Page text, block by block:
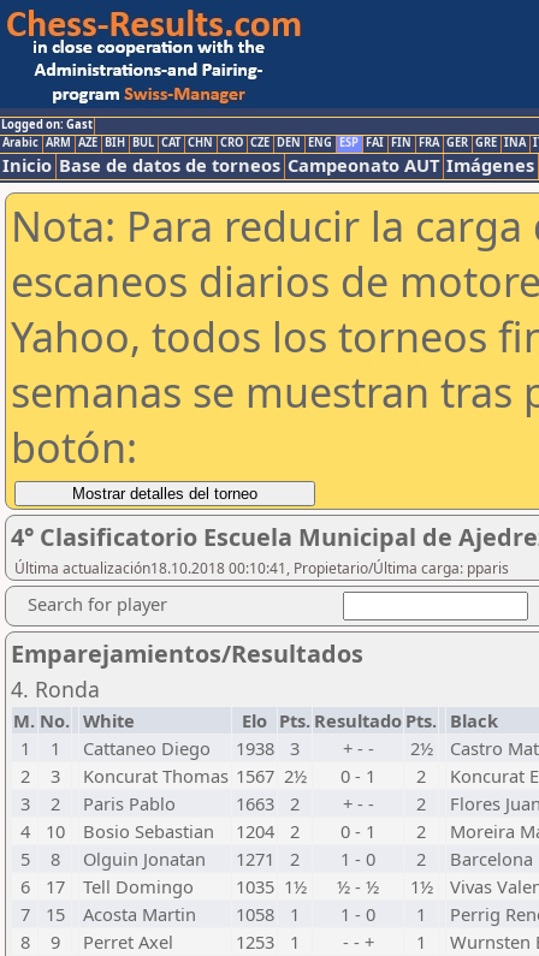
Logged on: Gast
Arabic ARM AZE BIH BUL CAT CHN CRO CZE DEN ENG ESP FAI FIN FRA GER GRE INA
Inicio Base de datos de torneos Campeonato AUT Imágenes
Nota: Para reducir la
escaneos diarios de
Yahoo, todos los torneos
semanas se muestran tras
botón:
4° Clasificatorio Escuela Municipal de
Última actualización18.10.2018 00:10:41, Propietario/Última carga: pparis
Search for player
Emparejamientos/Resultados
4. Ronda
M. No. White Elo Pts. Resultado Pts. Black
1
1 Cattaneo Diego 1938 3 + - - 2½
Castro
2
3 Koncurat Thomas 1567 2½ 0 - 1 2
Koncurat
3
2 Paris Pablo 1663 2 + - - 2
Flores
4
10 Bosio Sebastian 1204 2 0 - 1 2
Moreira
5
8 Olguin Jonatan 1271 2 1 - 0 2
Barcelona
6
17 Tell Domingo 1035 1½ ½ - ½ 1½
Vivas
7
15 Acosta Martin 1058 1 1 - 0 1
Perrig
8
9 Perret Axel 1253 1 - - + 1
Wurnsten